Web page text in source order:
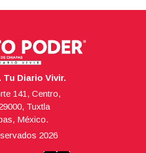
Tu Diario Vivir.
141, Centro,
Tuxtla
México.
2026